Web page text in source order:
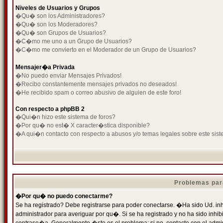
Niveles de Usuarios y Grupos
�Qu� son los Administradores?
�Qu� son los Moderadores?
�Qu� son Grupos de Usuarios?
�C�mo me uno a un Grupo de Usuarios?
�C�mo me convierto en el Moderador de un Grupo de Usuarios?
Mensajer�a Privada
�No puedo enviar Mensajes Privados!
�Recibo constantemente mensajes privados no deseados!
�He recibido spam o correo abusivo de alguien de este foro!
Con respecto a phpBB 2
�Qui�n hizo este sistema de foros?
�Por qu� no est� X caracter�stica disponible?
�A qui�n contacto con respecto a abusos y/o temas legales sobre este
Problemas
�Por qu� no puedo conectarme?
Se ha registrado? Debe registrarse para poder conectarse. �Ha sido Ud.
administrador para averiguar por qu�. Si se ha registrado y no ha sido